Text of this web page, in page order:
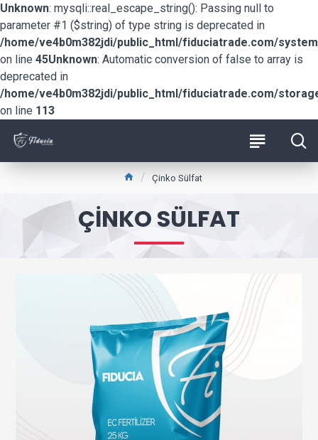
Unknown: mysqli::real_escape_string(): Passing null to
parameter #1 ($string) of type string is deprecated in
/home/ve4b0m382jdi/public_html/fiduciatrade.com/
on line 45Unknown: Automatic conversion of false to array is
deprecated in
/home/ve4b0m382jdi/public_html/fiduciatrade.com/
on line 113
Çinko Sülfat
ÇINKO SÜLFAT